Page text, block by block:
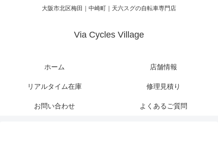
大阪市北区梅田｜中崎町｜天六スグの自転車専門店
Via Cycles Village
ホーム 店舗情報
リアルタイム在庫 修理見積り
お問い合わせ よくあるご質問